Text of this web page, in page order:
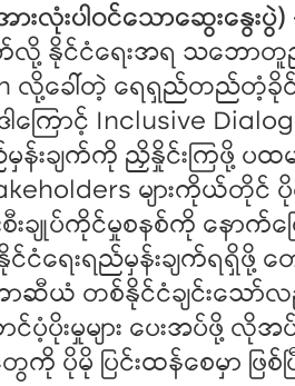
းလုံးပါဝင်သောဆွေးနွေးပွဲ)
နိုင်ငံရေးအရ သဘောတူညီ
လို့ခေါ်တဲ့ ရေရှည်တည်တံ့ခို
ြောင့် Inclusive
န်းချက်ကို ညှိနှိုင်းကြဖို့ ပ
များကိုယ်တိုင် ပို
းချုပ်ကိုင်မှုစနစ်ကို နောက်
ေးရည်မှန်းချက်ရရှိဖို့ တ
ဆီယံ တစ်နိုင်ငံချင်းသော်လ
ပိုးမှုများ ပေးအပ်ဖို့ လို
မို ပြင်းထန်စေမှာ ဖြစ်ပ